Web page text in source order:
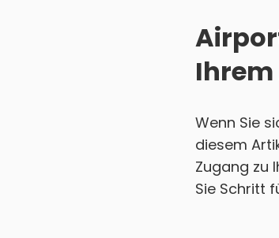
Wenn Sie
diesem
Zugang zu
Sie Schritt